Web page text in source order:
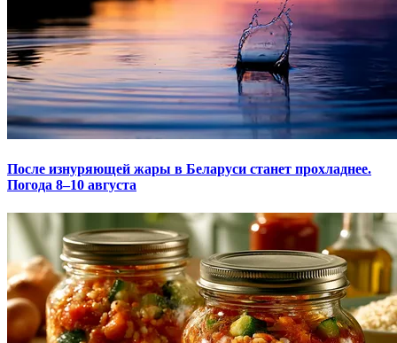
После изнуряющей жары в Беларуси станет прохладнее.
Погода 8–10 августа